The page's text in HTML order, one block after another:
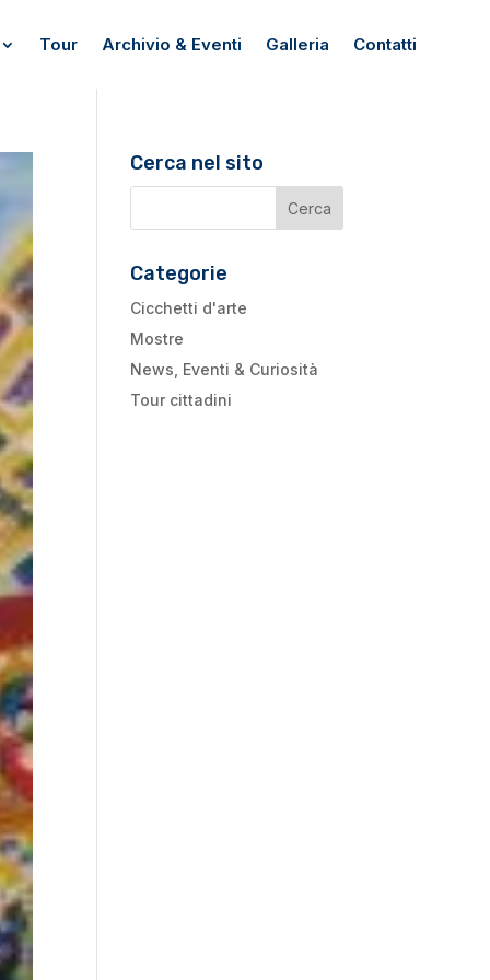
Tour Archivio & Eventi Galleria Contatti
Cerca nel sito
Categorie
Cicchetti d'arte
Mostre
News, Eventi & Curiosità
Tour cittadini